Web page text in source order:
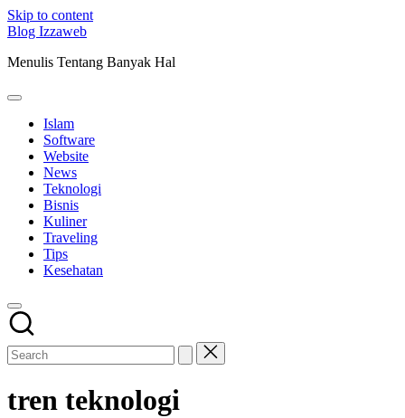
Skip to content
Blog Izzaweb
Menulis Tentang Banyak Hal
Islam
Software
Website
News
Teknologi
Bisnis
Kuliner
Traveling
Tips
Kesehatan
tren teknologi